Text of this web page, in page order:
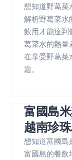
想知道野葛菜
解析野葛菜水
飲用才能達到
葛菜水的熱量
在享受野葛菜
題。
富國島
越南珍
想知道富國島
富國島的餐飲